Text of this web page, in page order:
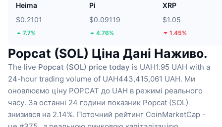
Heima
$0.2101
7.7%
Pi
$0.09119
4.76%
XRP
$1.05
1.45%
Popcat (SOL) Ціна Дані Наживо.
The live Popcat (SOL) price today is UAH1.95 UAH with a
24-hour trading volume of UAH443,415,061 UAH. Ми
оновлюємо ціну POPCAT до UAH в режимі реального
часу. За останні 24 години показник Popcat (SOL)
знизився на 2.14%. Поточний рейтинг CoinMarketCap -